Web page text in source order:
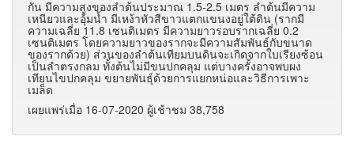
กัน มีความสูงของลำต้นประมาณ 1.5-2.5 เมตร ลำต้นมีความ
เหนียวและอุ้มน้ำ มีเหง้าหัวสีขาวแตกแขนงอยู่ใต้ดิน (รากมี
ความเฉลี่ย 11.8 เซนติเมตร มีความยาวรอบรากเฉลี่ย 0.2
เซนติเมตร โดยความยาวของรากจะมีความสัมพันธ์กับขนาด
ของรากด้วย) ส่วนของลำต้นเทียมบนดินจะเกิดจากใบเรียงซ้อน
เป็นลำตรงกลม ทั้งต้นไม่มีขนปกคลุม แต่บางครั้งอาจพบผง
เทียนไขปกคลุม ขยายพันธุ์ด้วยการแยกหน่อและวิธีการเพาะ
เมล็ด
เผยแพร่เมื่อ 16-07-2020 ผู้เช้าชม 38,758